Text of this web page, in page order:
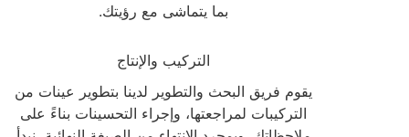
بما يتماشى مع رؤيتك.
التركيب والإنتاج
يقوم فريق البحث والتطوير لدينا بتطوير عينات من
التركيبات لمراجعتها، وإجراء التحسينات بناءً على